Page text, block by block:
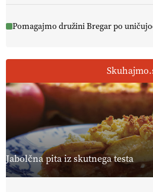
Pomagajmo družini Bregar po
Jabolčna pita iz skutnega testa